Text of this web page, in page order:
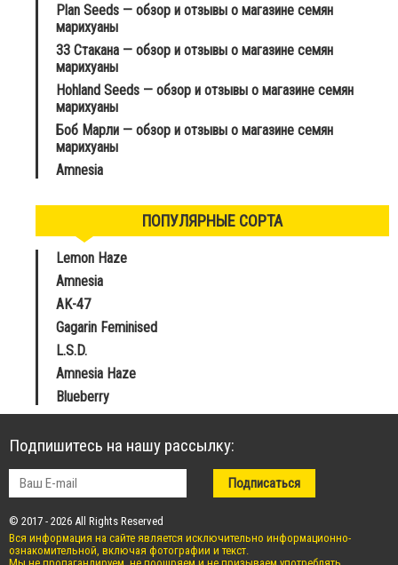
Plan Seeds — обзор и отзывы о магазине семян
марихуаны
33 Стакана — обзор и отзывы о магазине семян
марихуаны
Hohland Seeds — обзор и отзывы о магазине семян
марихуаны
Боб Марли — обзор и отзывы о магазине семян
марихуаны
Amnesia
ПОПУЛЯРНЫЕ СОРТА
Lemon Haze
Amnesia
AK-47
Gagarin Feminised
L.S.D.
Amnesia Haze
Blueberry
Подпишитесь на нашу рассылку:
© 2017 - 2026 All Rights Reserved
Вся информация на сайте является исключительно информационно-
ознакомительной, включая фотографии и текст.